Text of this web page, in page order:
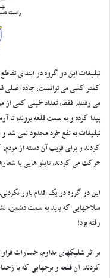
تبلیغات این دو گروه در ابتدای
کمتر کسی می توانست، جاده اصلی
می رفتند. فقط، تعداد خیلی کمی از
پیدا کرده و به سمت قلعه بروند؛ تا
تبلیغات به نفع خود محدود نمی شد و
کردند و برای فریب آن دسته از
حرکت می کردند، تابلو هایی با
این دو گروه در یک اقدام باور
سلاحهایی که باید به سمت دشمن،
رفته بود!
بر اثر شلیکهای مداوم، خسارات
کردند. آن قلعه و برجهایی که با